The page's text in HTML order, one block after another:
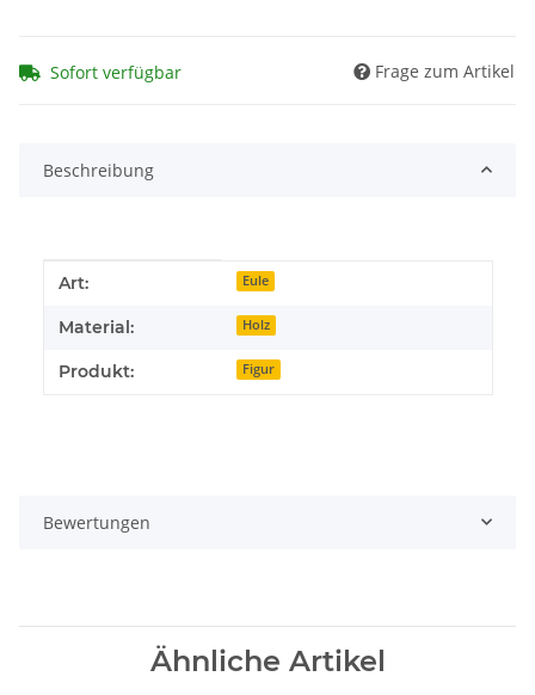
Sofort verfügbar Frage zum Artikel
Beschreibung
Produkteigenschaft
Wert
Art: Eule
Material: Holz
Produkt: Figur
Bewertungen
Ähnliche Artikel